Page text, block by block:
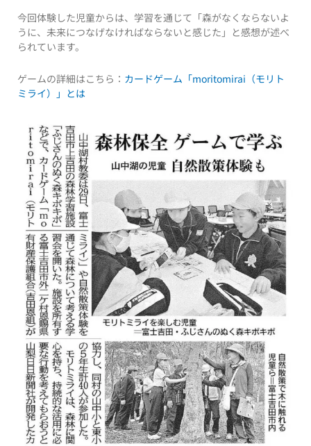
今回体験した児童からは、学習を通じて「森がなくならないよ
うに、未来につなげなければならないと感じた」と感想が述べ
られています。
ゲームの詳細はこちら： カードゲーム「moritomirai（モリト
ミライ）」とは